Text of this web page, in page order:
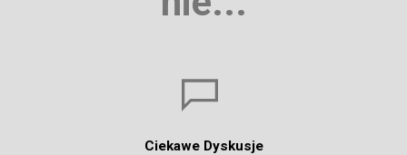
Ciekawe Dyskusje